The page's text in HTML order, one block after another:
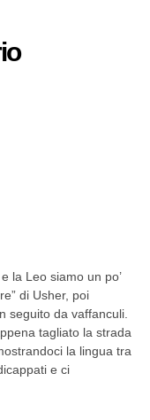
la Leo siamo un po’
di Usher, poi
seguito da vaffanculi.
tagliato la strada
la lingua tra
e ci